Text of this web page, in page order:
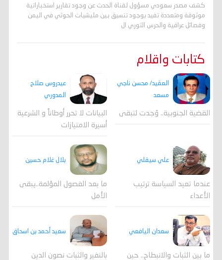
كشف مصدر سعودي مسؤول لقناة الحدث عن وجود تقارير استخباراتية
موثوقة ومتعددة تفيد بوجود تنسيق بين مليشيات الحوثي في اليمن
وفصائل عراقية والحرس الثوري ال
كتابات واقلام
العقيد/ محسن ناجي
مسعد
القضية الجنوبية.. وُجدت لتبقى
عيدروس صلاح
المدوري
البيانات لا تحرر أوطاناً و الشرعية
أسيرة الامتيازات
علي سيقلي
عندما تعيد السياسة ترتيب
الأعداء
بلال غلام حسين
ما بعد الفصول المؤلمة..يبقى
الأمل
سعدان اليافعي
ما بين الثبات والانبطاح.. حين
سعيد أحمد بن اسحاق
بالنفير والثبات نصون الدين